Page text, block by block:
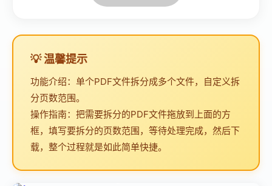
💡 温馨提示
功能介绍：单个PDF文件拆分成多个文件，自定义拆
分页数范围。
操作指南：把需要拆分的PDF文件拖放到上面的方
框，填写要拆分的页数范围，等待处理完成，然后下
载，整个过程就是如此简单快捷。